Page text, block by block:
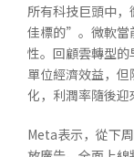
所有科技巨頭中
佳標的”。微軟當
性。回顧雲轉型
單位經濟效益，
化，利潤率隨後迎
Meta表示，從下